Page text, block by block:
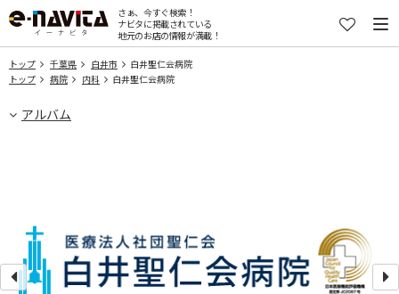
さぁ、今すぐ検索！
ナビタに掲載されている
地元のお店の情報が満載！
トップ 千葉県 白井市
白井聖仁会病院
トップ
病院 内科 白井聖仁会病院
アルバム